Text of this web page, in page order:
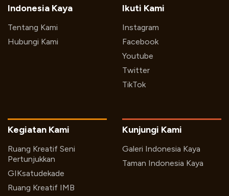
Indonesia Kaya
Tentang Kami
Hubungi Kami
Ikuti Kami
Instagram
Facebook
Youtube
Twitter
TikTok
Kegiatan Kami
Ruang Kreatif Seni
Pertunjukkan
GIKsatudekade
Ruang Kreatif IMB
Kunjungi Kami
Galeri Indonesia Kaya
Taman Indonesia Kaya